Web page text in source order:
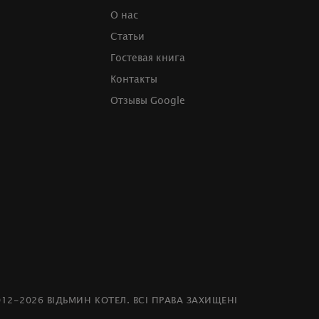
О нас
Статьи
Гостевая книга
Контакты
Отзывы Google
2026 ВІДЬМИН КОТЕЛ. ВСІ ПРАВА ЗАХИЩЕНІ